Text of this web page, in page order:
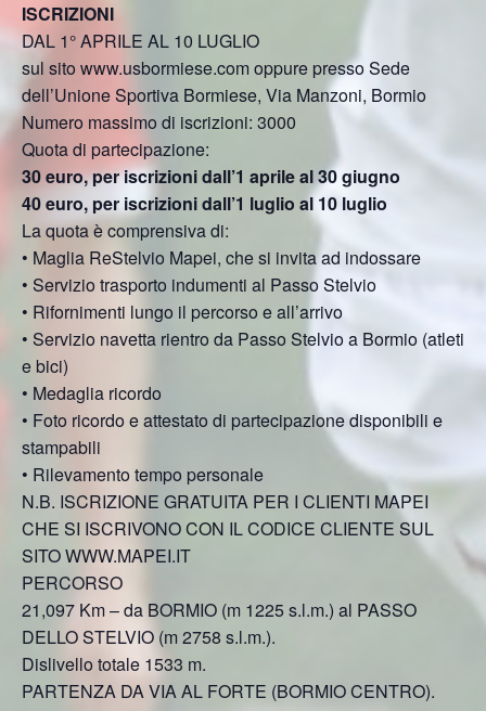
ISCRIZIONI
DAL 1° APRILE AL 10 LUGLIO
sul sito www.usbormiese.com oppure presso Sede
dell’Unione Sportiva Bormiese, Via Manzoni, Bormio
Numero massimo di iscrizioni: 3000
Quota di partecipazione:
30 euro, per iscrizioni dall’1 aprile al 30 giugno
40 euro, per iscrizioni dall’1 luglio al 10 luglio
La quota è comprensiva di:
• Maglia ReStelvio Mapei, che si invita ad indossare
• Servizio trasporto indumenti al Passo Stelvio
• Rifornimenti lungo il percorso e all’arrivo
• Servizio navetta rientro da Passo Stelvio a Bormio (atleti
e bici)
• Medaglia ricordo
• Foto ricordo e attestato di partecipazione disponibili e
stampabili
• Rilevamento tempo personale
N.B. ISCRIZIONE GRATUITA PER I CLIENTI MAPEI
CHE SI ISCRIVONO CON IL CODICE CLIENTE SUL
SITO WWW.MAPEI.IT
PERCORSO
21,097 Km – da BORMIO (m 1225 s.l.m.) al PASSO
DELLO STELVIO (m 2758 s.l.m.).
Dislivello totale 1533 m.
PARTENZA DA VIA AL FORTE (BORMIO CENTRO).